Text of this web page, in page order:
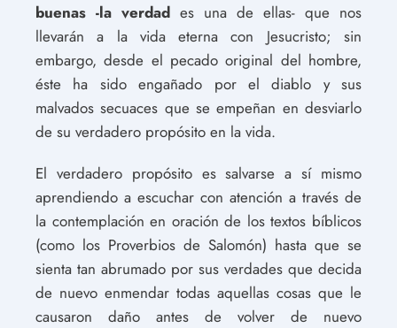
buenas -la verdad es una de ellas- que nos
llevarán a la vida eterna con Jesucristo; sin
embargo, desde el pecado original del hombre,
éste ha sido engañado por el diablo y sus
malvados secuaces que se empeñan en desviarlo
de su verdadero propósito en la vida.
El verdadero propósito es salvarse a sí mismo
aprendiendo a escuchar con atención a través de
la contemplación en oración de los textos bíblicos
(como los Proverbios de Salomón) hasta que se
sienta tan abrumado por sus verdades que decida
de nuevo enmendar todas aquellas cosas que le
causaron daño antes de volver de nuevo